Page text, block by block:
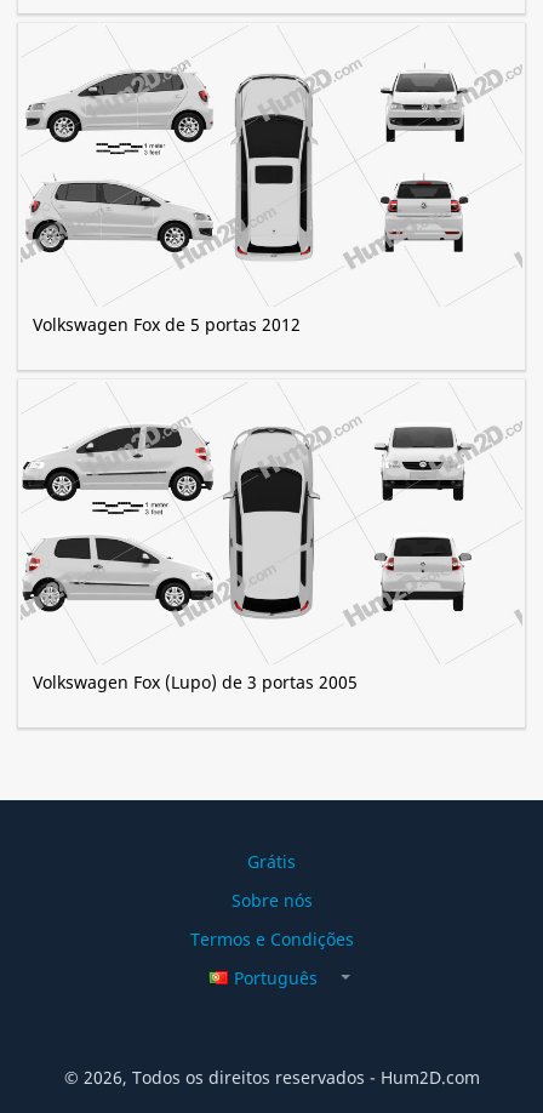
Volkswagen Fox de 5 portas 2012
Volkswagen Fox (Lupo) de 3 portas 2005
Grátis
Sobre nós
Termos e Condições
Português
© 2026, Todos os direitos reservados - Hum2D.com